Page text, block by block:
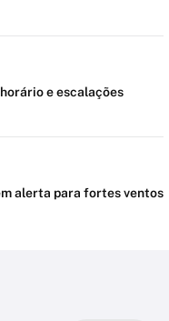
e escalações
alerta para fortes ventos